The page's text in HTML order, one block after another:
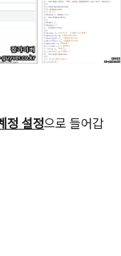
정 설정으로 들어갑